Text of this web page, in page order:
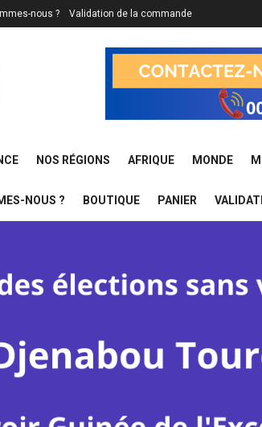
nous ? Validation de la commande
NOS RÉGIONS AFRIQUE MONDE
NOUS ? BOUTIQUE PANIER